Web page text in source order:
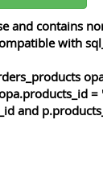
and
with
and